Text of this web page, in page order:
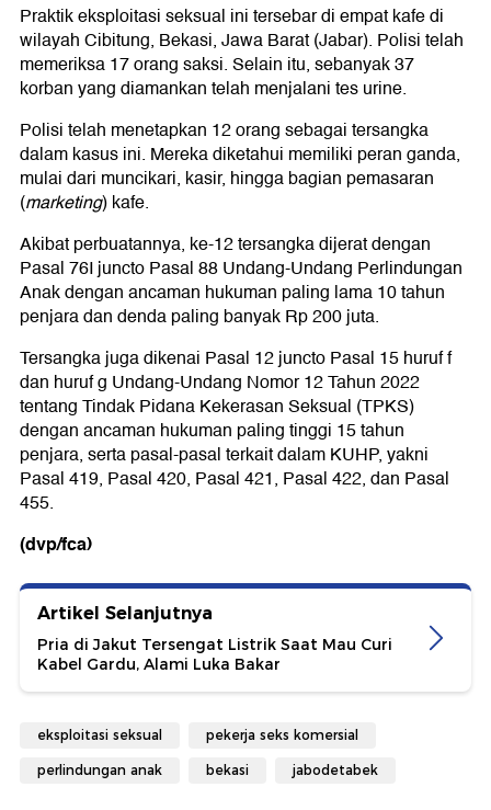
Praktik eksploitasi seksual ini tersebar di empat kafe di
wilayah Cibitung, Bekasi, Jawa Barat (Jabar). Polisi telah
memeriksa 17 orang saksi. Selain itu, sebanyak 37
korban yang diamankan telah menjalani tes urine.
Polisi telah menetapkan 12 orang sebagai tersangka
dalam kasus ini. Mereka diketahui memiliki peran ganda,
mulai dari muncikari, kasir, hingga bagian pemasaran
(marketing) kafe.
Akibat perbuatannya, ke-12 tersangka dijerat dengan
Pasal 76I juncto Pasal 88 Undang-Undang Perlindungan
Anak dengan ancaman hukuman paling lama 10 tahun
penjara dan denda paling banyak Rp 200 juta.
Tersangka juga dikenai Pasal 12 juncto Pasal 15 huruf f
dan huruf g Undang-Undang Nomor 12 Tahun 2022
tentang Tindak Pidana Kekerasan Seksual (TPKS)
dengan ancaman hukuman paling tinggi 15 tahun
penjara, serta pasal-pasal terkait dalam KUHP, yakni
Pasal 419, Pasal 420, Pasal 421, Pasal 422, dan Pasal
455.
(dvp/fca)
Artikel Selanjutnya
Pria di Jakut Tersengat Listrik Saat Mau Curi
Kabel Gardu, Alami Luka Bakar
eksploitasi seksual pekerja seks komersial
perlindungan anak bekasi jabodetabek